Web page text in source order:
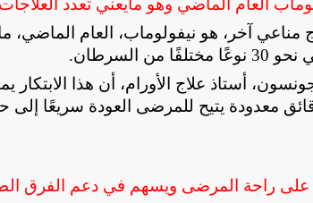
مناعي آخر، هو نيفولوماب، العام الماضي،
السرطان
.
أستاذ علاج الأورام، أن هذا
معدودة يتيح للمرضى العودة سريعًا إلى
على راحة المرضى ويسهم في دعم الفرق